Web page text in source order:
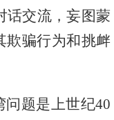
话交流，妄图蒙
欺骗行为和挑衅
题是上世纪40